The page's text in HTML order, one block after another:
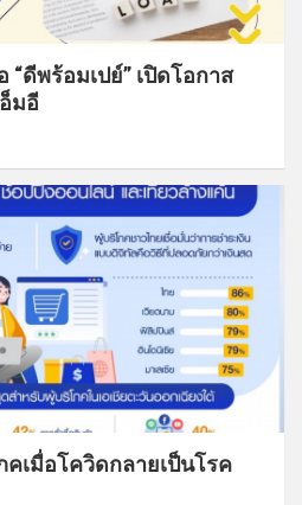
“ดีพร้อมเปย์” เปิดโอกาส
มอี
คเมื่อโควิดกลายเป็นโรค